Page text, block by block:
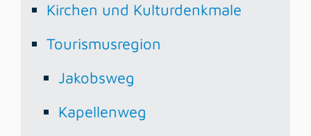
Kirchen und Kulturdenkmale
Tourismusregion
Jakobsweg
Kapellenweg